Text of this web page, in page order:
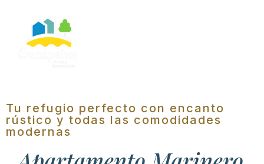
Tu refugio perfecto con encanto
rústico y todas las comodidades
modernas